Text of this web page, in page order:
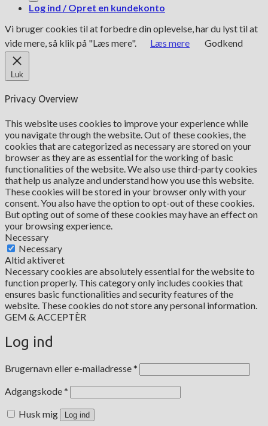
Log ind / Opret en kundekonto
Vi bruger cookies til at forbedre din oplevelse, har du lyst til at
vide mere, så klik på "Læs mere".
Læs mere Godkend
Luk
Privacy Overview
This website uses cookies to improve your experience while
you navigate through the website. Out of these cookies, the
cookies that are categorized as necessary are stored on your
browser as they are as essential for the working of basic
functionalities of the website. We also use third-party cookies
that help us analyze and understand how you use this website.
These cookies will be stored in your browser only with your
consent. You also have the option to opt-out of these cookies.
But opting out of some of these cookies may have an effect on
your browsing experience.
Necessary
Necessary
Altid aktiveret
Necessary cookies are absolutely essential for the website to
function properly. This category only includes cookies that
ensures basic functionalities and security features of the
website. These cookies do not store any personal information.
GEM & ACCEPTÈR
Log ind
Brugernavn eller e-mailadresse*
Adgangskode*
Husk mig Log ind